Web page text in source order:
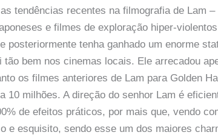
tendências recentes na filmografia de Lam
e filmes de exploração hiper-
posteriormente tenha ganhado um enorme
tão bem nos cinemas locais. Ele arrecadou
os filmes anteriores de Lam para Golden
10 milhões. A direção do senhor Lam é
de efeitos práticos, por mais que, vendo
e esquisito, sendo esse um dos maiores